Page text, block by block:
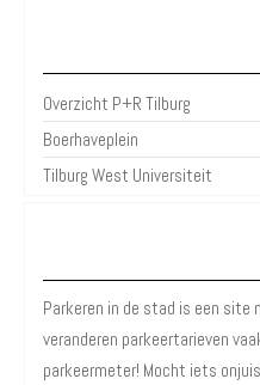
Overzicht P+R Tilburg
Boerhaveplein
Tilburg West Universiteit
Parkeren in de stad is een site
veranderen parkeertarieven
parkeermeter! Mocht iets